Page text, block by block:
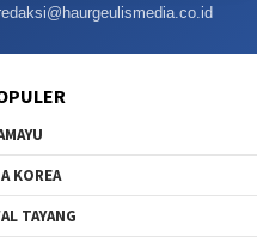
KOREA
TAYANG